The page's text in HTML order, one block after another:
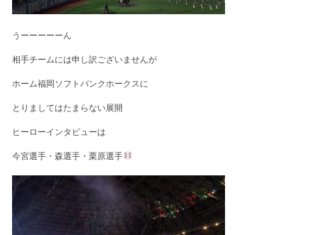
うーーーーーん
相手チームには申し訳ございませんが
ホーム福岡ソフトバンクホークスに
とりましてはたまらない展開
ヒーローインタビューは
今宮選手・森選手・栗原選手